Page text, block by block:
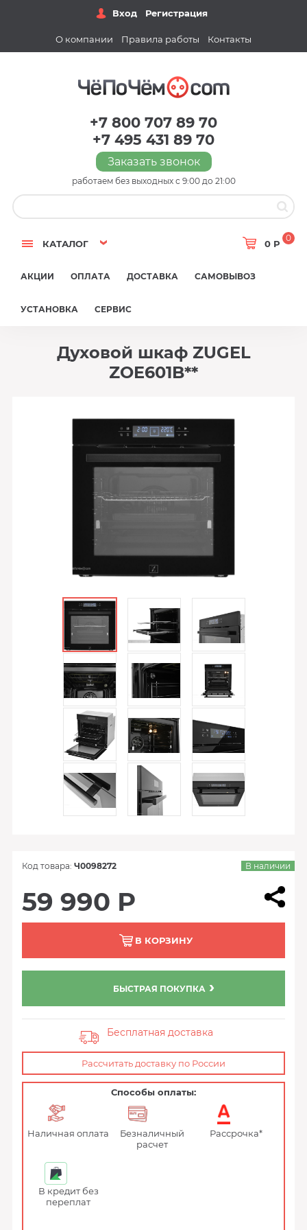
Вход Регистрация
О компании Правила работы Контакты
+7 800 707 89 70
+7 495 431 89 70
Заказать звонок
работаем без выходных с 9:00 до 21:00
КАТАЛОГ 0 Р
0
АКЦИИ ОПЛАТА ДОСТАВКА САМОВЫВОЗ
УСТАНОВКА СЕРВИС
Духовой шкаф ZUGEL
ZOE601B**
Код товара: Ч0098272 В наличии
59 990 Р
В КОРЗИНУ
БЫСТРАЯ ПОКУПКА
Бесплатная доставка
Рассчитать доставку по России
Способы оплаты:
Наличная оплата
Безналичный
расчет
Рассрочка*
В кредит без
переплат